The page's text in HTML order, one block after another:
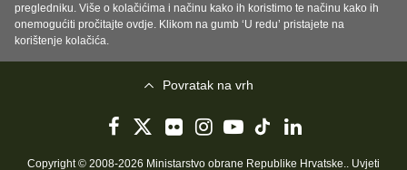
pregledniku. Više o kolačićima i načinu kako ih koristimo te načinu kako ih
onemogućiti pročitajte ovdje. Klikom na gumb ‘U redu’ pristajete na
korištenje kolačića.
Povratak na vrh
Copyright © 2008-2026 Ministarstvo obrane Republike Hrvatske.. Uvjeti